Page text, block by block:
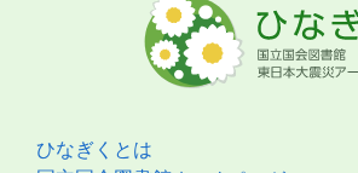
ひなぎくとは